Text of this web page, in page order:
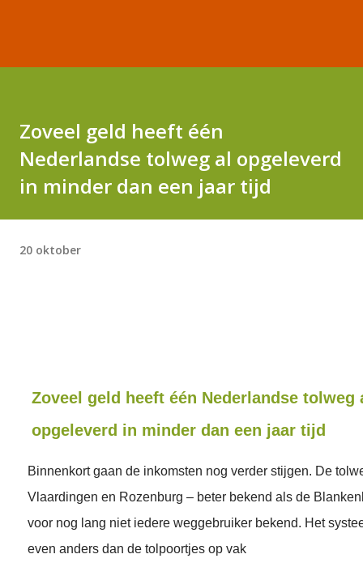
Zoveel geld heeft één
Nederlandse tolweg al opgeleverd
in minder dan een jaar tijd
20 oktober
Zoveel geld heeft één Nederlandse tolweg
opgeleverd in minder dan een jaar tijd
Binnenkort gaan de inkomsten nog verder stijgen. De
Vlaardingen en Rozenburg – beter bekend als de
voor nog lang niet iedere weggebruiker bekend. Het
even anders dan de tolpoortjes op vak